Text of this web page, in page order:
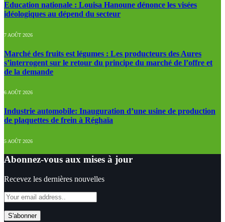
Education nationale : Louisa Hanoune dénonce les visées
idéologiques au dépend du secteur
7 AOÛT 2026
Marché des fruits est légumes : Les producteurs des Aures
s’interrogent sur le retour du principe du marché de l’offre et
de la demande
6 AOÛT 2026
Industrie automobile: Inauguration d’une usine de production
de plaquettes de frein à Réghaïa
5 AOÛT 2026
Abonnez-vous aux mises à jour
Recevez les dernières nouvelles